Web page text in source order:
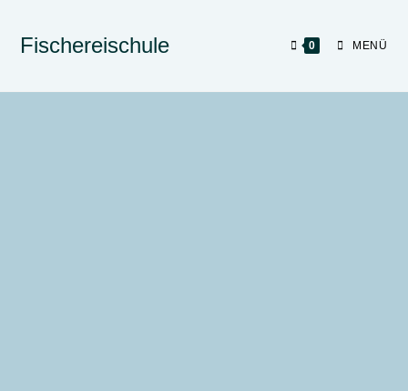
Fischereischule 0 MENÜ